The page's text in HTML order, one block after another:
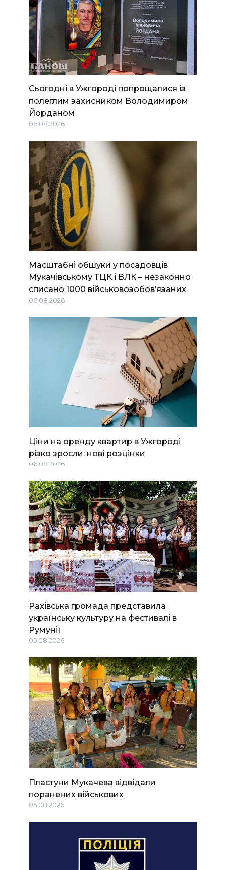
Сьогодні в Ужгороді попрощалися із
полеглим захисником Володимиром
Йорданом
06.08.2026
Масштабні обшуки у посадовців
Мукачівському ТЦК і ВЛК – незаконно
списано 1000 військовозобов’язаних
06.08.2026
Ціни на оренду квартир в Ужгороді
різко зросли: нові розцінки
06.08.2026
Рахівська громада представила
українську культуру на фестивалі в
Румунії
05.08.2026
Пластуни Мукачева відвідали
поранених військових
05.08.2026